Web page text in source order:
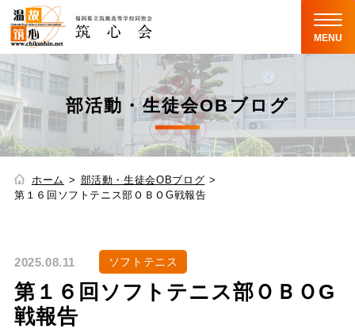
MENU
部活動・生徒会OBブログ
ホーム
部活動・生徒会OBブログ
第１６回ソフトテニス部ＯＢＯG戦報告
2025.08.11 ソフトテニス
第１６回ソフトテニス部ＯＢＯG
戦報告